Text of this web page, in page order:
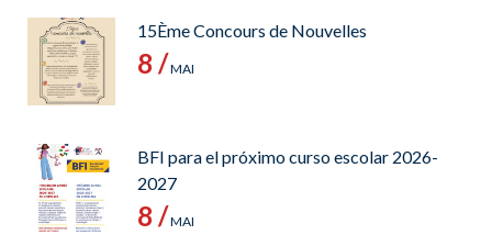
15Ème Concours de Nouvelles
8 /MAI
BFI para el próximo curso escolar 2026-
2027
8 /MAI